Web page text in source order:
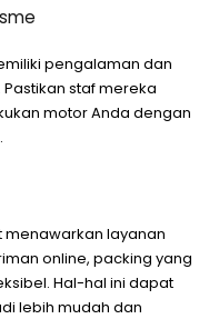
pengalaman dan
staf mereka
motor Anda dengan
menawarkan layanan
online, packing yang
Hal-hal ini dapat
lebih mudah dan